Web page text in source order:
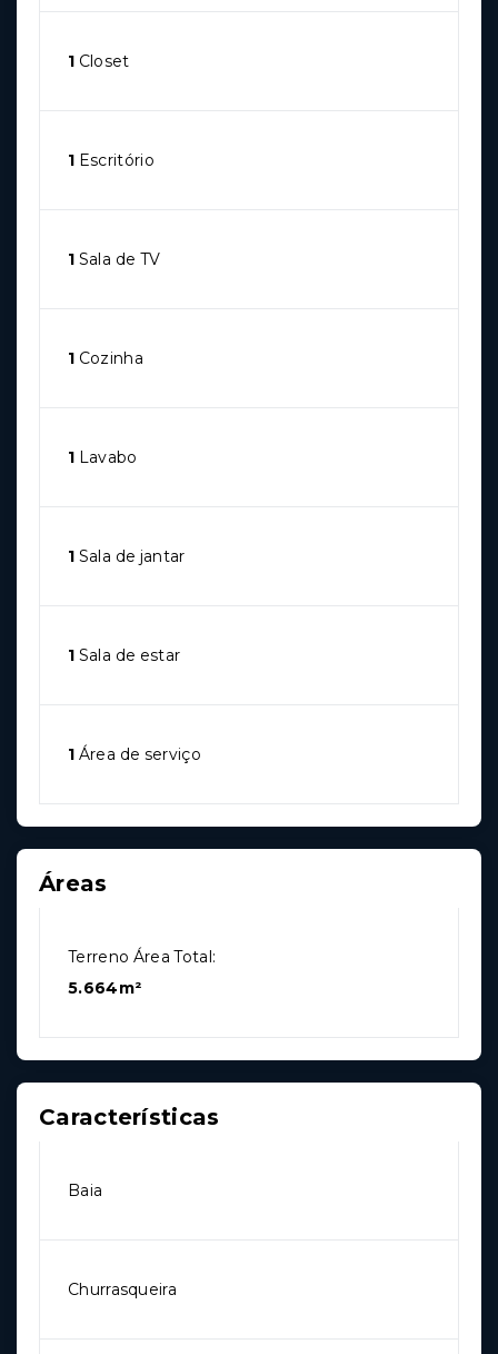
1 Closet
1 Escritório
1 Sala de TV
1 Cozinha
1 Lavabo
1 Sala de jantar
1 Sala de estar
1 Área de serviço
Áreas
Terreno Área Total:
5.664m²
Características
Baia
Churrasqueira